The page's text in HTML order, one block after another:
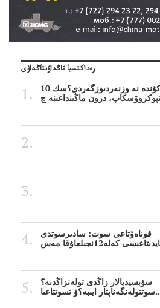
رەداكتسيا تاڭداۋىتاڭداۋى
10 كۇندە نە وزنەردىوزگەردى؟سك
قوناەۆتاعى سوت: سادىرسوتدى
سۋبسيديالار زاڭدى تولەنزاڭدىە؟
سوتتولەنگەناپتار ايىبە؟ۋ تسوتتاعىا..